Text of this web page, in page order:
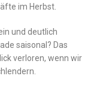
im Herbst.
und deutlich
saisonal? Das
verloren, wenn wir